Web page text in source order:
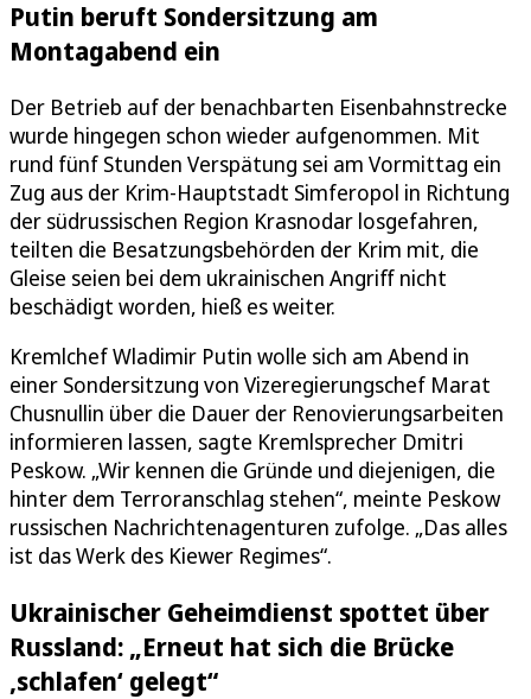
Putin beruft Sondersitzung am
Montagabend ein
Der Betrieb auf der benachbarten Eisenbahnstrecke
wurde hingegen schon wieder aufgenommen. Mit
rund fünf Stunden Verspätung sei am Vormittag ein
Zug aus der Krim-Hauptstadt Simferopol in Richtung
der südrussischen Region Krasnodar losgefahren,
teilten die Besatzungsbehörden der Krim mit, die
Gleise seien bei dem ukrainischen Angriff nicht
beschädigt worden, hieß es weiter.
Kremlchef Wladimir Putin wolle sich am Abend in
einer Sondersitzung von Vizeregierungschef Marat
Chusnullin über die Dauer der Renovierungsarbeiten
informieren lassen, sagte Kremlsprecher Dmitri
Peskow. „Wir kennen die Gründe und diejenigen, die
hinter dem Terroranschlag stehen“, meinte Peskow
russischen Nachrichtenagenturen zufolge. „Das alles
ist das Werk des Kiewer Regimes“.
Ukrainischer Geheimdienst spottet über
Russland: „Erneut hat sich die Brücke
‚schlafen‘ gelegt“